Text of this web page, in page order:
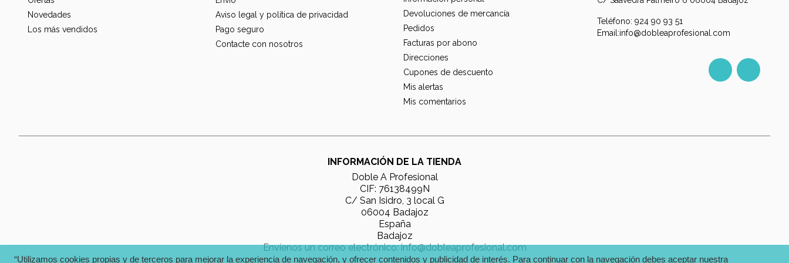
Novedades
Los más vendidos
Aviso legal y política de privacidad
Pago seguro
Contacte con nosotros
Devoluciones de mercancía
Pedidos
Facturas por abono
Direcciones
Cupones de descuento
Mis alertas
Mis comentarios
Teléfono: 924 90 93 51
Email:info@dobleaprofesional.com
Facebook
INFORMACIÓN DE LA TIENDA
Doble A Profesional
CIF: 76138499N
C/ San Isidro, 3 local G
06004 Badajoz
España
Badajoz
Envíenos un correo electrónico:info@dobleaprofesional.com
“Utilizamos cookies propias y de terceros para mejorar la experiencia de navegación, y ofrecer contenidos y publicidad de interés. Para continuar con la navegación debes aceptar nuestra